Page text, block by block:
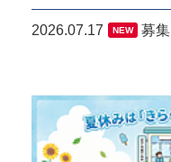
2026.07.17 NEW 募集